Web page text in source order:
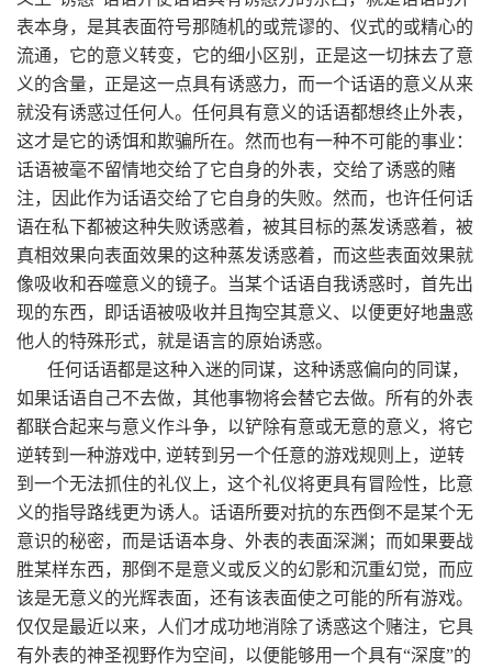
表本身，是其表面符号那随机的或荒谬的、仪式的或精心的
流通，它的意义转变，它的细小区别，正是这一切抹去了意
义的含量，正是这一点具有诱惑力，而一个话语的意义从来
就没有诱惑过任何人。任何具有意义的话语都想终止外表，
这才是它的诱饵和欺骗所在。然而也有一种不可能的事业：
话语被毫不留情地交给了它自身的外表，交给了诱惑的赌
注，因此作为话语交给了它自身的失败。然而，也许任何话
语在私下都被这种失败诱惑着，被其目标的蒸发诱惑着，被
真相效果向表面效果的这种蒸发诱惑着，而这些表面效果就
像吸收和吞噬意义的镜子。当某个话语自我诱惑时，首先出
现的东西，即话语被吸收并且 掏空其意义、以便更好地蛊惑
他人的特殊形式，就是语言的原始诱惑。
任何话语都是这种入迷的同谋，这种诱惑偏向的同谋，
如果话语自己不去做，其他事物将会替它去做。所有的外表
都联合起来与意义作斗争，以铲除有意或无意的意义，将它
逆转到一种游戏中, 逆转到另一个任意的游戏规则上，逆转
到一个无法抓住的礼仪上，这个礼仪将更具有冒险性，比意
义的指导路线更为诱人。话语所要对抗的东西倒不是某个无
意识的秘密，而是话语本身、外表的表面深渊；而如果要战
胜某样东西，那倒不是意义或反义的幻影和沉重幻觉，而应
该是无意义的光辉表面，还有该表面使之可能的所有游戏。
仅仅是最近以来，人们才成功地消除了诱惑这个赌注，它具
有外表的神圣视野作为空间，以便能够用一个具有“深度”的